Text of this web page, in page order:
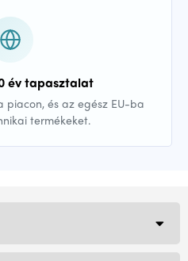
év tapasztalat
piacon, és az egész EU-ba
termékeket.